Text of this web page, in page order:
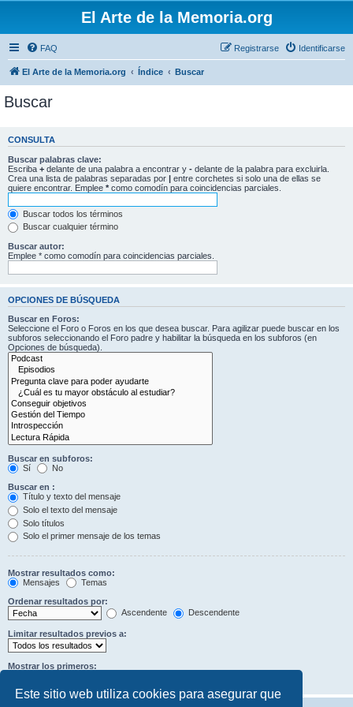
Este sitio web utiliza cookies para asegurar que
El Arte de la Memoria.org
FAQ Identificarse
Registrarse
El Arte de la Memoria.org Índice Buscar
Buscar
CONSULTA
Buscar palabras clave:
Escriba + delante de una palabra a encontrar y - delante de la palabra para excluirla.
Crea una lista de palabras separadas por | entre corchetes si solo una de ellas se
quiere encontrar. Emplee * como comodín para coincidencias parciales.
Buscar todos los términos
Buscar cualquier término
Buscar autor:
Emplee * como comodín para coincidencias parciales.
OPCIONES DE BÚSQUEDA
Buscar en Foros:
Seleccione el Foro o Foros en los que desea buscar. Para agilizar puede buscar en los
subforos seleccionando el Foro padre y habilitar la búsqueda en los subforos (en
Opciones de búsqueda).
Buscar en subforos:
Sí
No
Buscar en :
Título y texto del mensaje
Solo el texto del mensaje
Solo títulos
Solo el primer mensaje de los temas
Mostrar resultados como:
Mensajes
Temas
Ordenar resultados por:
Ascendente
Descendente
Limitar resultados previos a:
Mostrar los primeros: